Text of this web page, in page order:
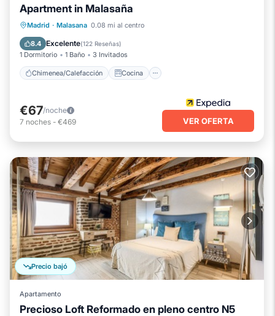
Apartment in Malasaña
Madrid · Malasana 0.08 mi al centro
8.4 Excelente(122 Reseñas)
1 Dormitorio 1 Baño 3 Invitados
Chimenea/Calefacción Cocina
Chimenea/Calefacción
Aparcamiento
€67/noche
7 noches - €469 VER OFERTA
Precio bajó
Apartamento
Precioso Loft Reformado en pleno centro N5